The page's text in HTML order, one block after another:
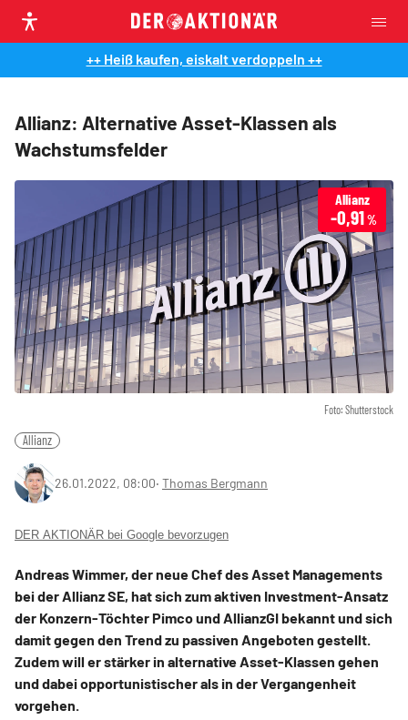
++ Heiß kaufen, eiskalt verdoppeln ++
Allianz: Alternative Asset-Klassen als
Wachstumsfelder
Foto: Shutterstock
Allianz
-0,91%
Allianz
26.01.2022, 08:00‧ Thomas Bergmann
DER AKTIONÄR bei Google bevorzugen
Andreas Wimmer, der neue Chef des Asset Managements
bei der Allianz SE, hat sich zum aktiven Investment-Ansatz
der Konzern-Töchter Pimco und AllianzGI bekannt und sich
damit gegen den Trend zu passiven Angeboten gestellt.
Zudem will er stärker in alternative Asset-Klassen gehen
und dabei opportunistischer als in der Vergangenheit
vorgehen.